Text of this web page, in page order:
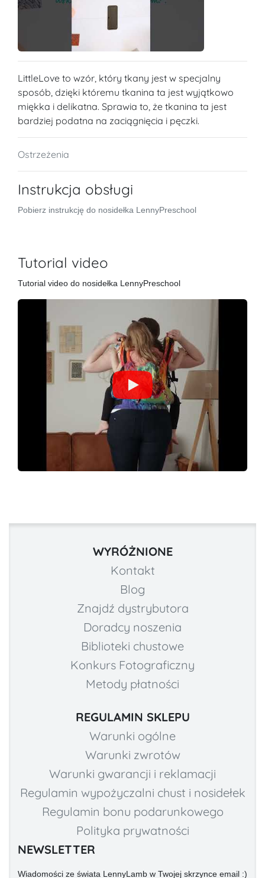
LittleLove to wzór, który tkany jest w specjalny
sposób, dzięki któremu tkanina ta jest wyjątkowo
miękka i delikatna. Sprawia to, że tkanina ta jest
bardziej podatna na zaciągnięcia i pęczki.
Ostrzeżenia
Instrukcja obsługi
Pobierz instrukcję do nosidełka LennyPreschool
Tutorial video
Tutorial video do nosidełka LennyPreschool
WYRÓŻNIONE
Kontakt
Blog
Znajdź dystrybutora
Doradcy noszenia
Biblioteki chustowe
Konkurs Fotograficzny
Metody płatności
REGULAMIN SKLEPU
Warunki ogólne
Warunki zwrotów
Warunki gwarancji i reklamacji
Regulamin wypożyczalni chust i nosidełek
Regulamin bonu podarunkowego
Polityka prywatności
NEWSLETTER
Wiadomości ze świata LennyLamb w Twojej skrzynce email :)